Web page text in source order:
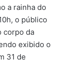
a rainha do
o público
corpo da
exibido o
31 de